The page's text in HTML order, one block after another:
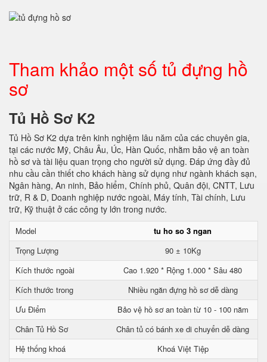
Tham khảo một số tủ đựng hồ
sơ
Tủ Hồ Sơ K2
Tủ Hồ Sơ K2 dựa trên kinh nghiệm lâu năm của các chuyên gia,
tại các nước Mỹ, Châu Âu, Úc, Hàn Quốc, nhằm bảo vệ an toàn
hồ sơ và tài liệu quan trọng cho người sử dụng. Đáp ứng đầy đủ
nhu cầu cần thiết cho khách hàng sử dụng như ngành khách sạn,
Ngân hàng, An ninh, Bảo hiểm, Chính phủ, Quân đội, CNTT, Lưu
trữ, R & D, Doanh nghiệp nước ngoài, Máy tính, Tài chính, Lưu
trữ, Kỹ thuật ở các công ty lớn trong nước.
Model
tu ho so 3 ngan
Trọng Lượng
90 ± 10Kg
Kích thước ngoài
Cao 1.920 * Rộng 1.000 * Sâu 480
Kích thước trong
Nhiều ngăn đựng hồ sơ dễ dàng
Ưu Điểm
Bảo vệ hồ sơ an toàn từ 10 - 100 năm
Chân Tủ Hồ Sơ
Chân tủ có bánh xe di chuyển dễ dàng
Hệ thống khoá
Khoá Việt Tiệp